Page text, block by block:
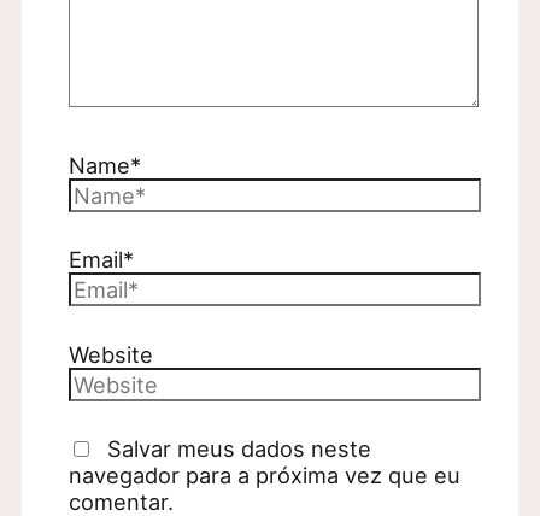
Name*
Email*
Website
Salvar meus dados neste
navegador para a próxima vez que eu
comentar.